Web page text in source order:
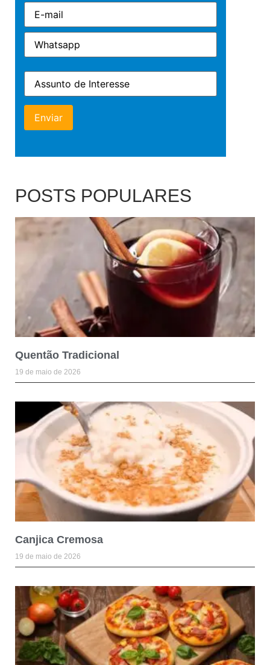
POSTS POPULARES
Quentão Tradicional
19 de maio de 2026
Canjica Cremosa
19 de maio de 2026